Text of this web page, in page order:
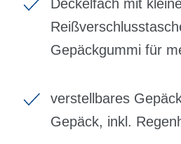
Deckelfach mit
Gepäckgummi für
verstellbares
Gepäck, inkl.